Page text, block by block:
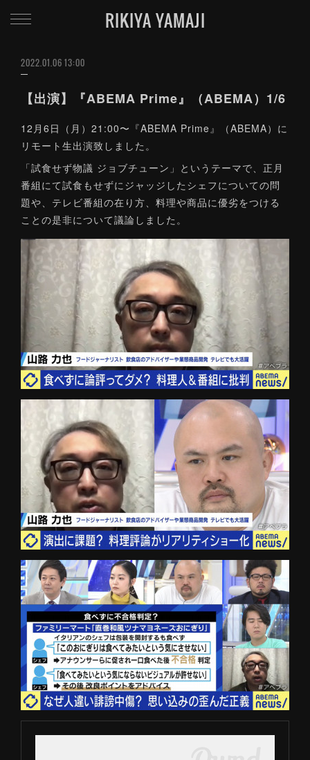
RIKIYA YAMAJI
2022.01.06 13:00
【出演】『ABEMA Prime』（ABEMA）1/6
12月6日（月）21:00〜『ABEMA Prime』（ABEMA）に
リモート生出演致しました。
「試食せず物議 ジョブチューン」というテーマで、正月
番組にて試食もせずにジャッジしたシェフについての問
題や、テレビ番組の在り方、料理や商品に優劣をつける
ことの是非について議論しました。